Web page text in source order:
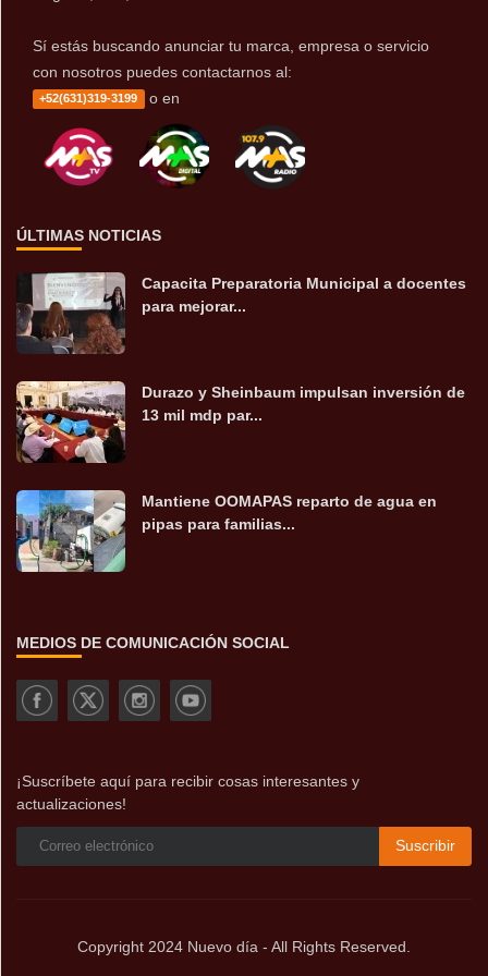
Sí estás buscando anunciar tu marca, empresa o servicio
con nosotros puedes contactarnos al:
+52(631)319-3199 o en
ÚLTIMAS NOTICIAS
Capacita Preparatoria Municipal a docentes
para mejorar...
Durazo y Sheinbaum impulsan inversión de
13 mil mdp par...
Mantiene OOMAPAS reparto de agua en
pipas para familias...
MEDIOS DE COMUNICACIÓN SOCIAL
¡Suscríbete aquí para recibir cosas interesantes y
actualizaciones!
Suscribir
Copyright 2024 Nuevo día - All Rights Reserved.